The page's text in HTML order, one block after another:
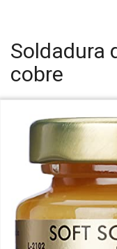
Soldadura
cobre